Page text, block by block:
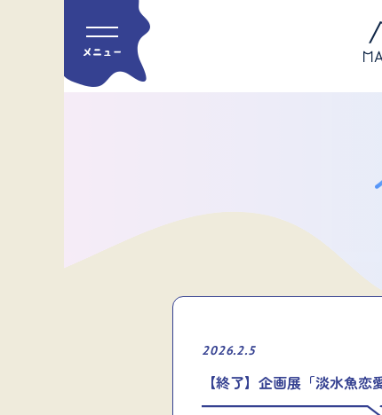
2026.2.5
【終了】企画展「淡水魚